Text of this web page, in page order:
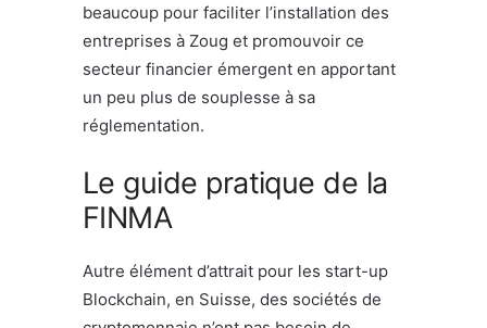
beaucoup pour faciliter l’installation des
entreprises à Zoug et promouvoir ce
secteur financier émergent en apportant
un peu plus de souplesse à sa
réglementation.
Le guide pratique de la
FINMA
Autre élément d’attrait pour les start-up
Blockchain, en Suisse, des sociétés de